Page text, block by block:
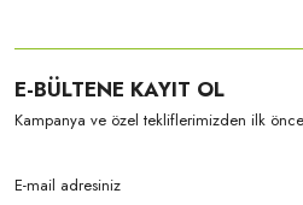
E-BÜLTENE KAYIT OL
Kampanya ve özel tekliflerimizden ilk